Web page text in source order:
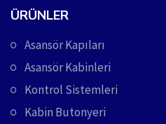
ÜRÜNLER
Asansör Kapıları
Asansör Kabinleri
Kontrol Sistemleri
Kabin Butonyeri